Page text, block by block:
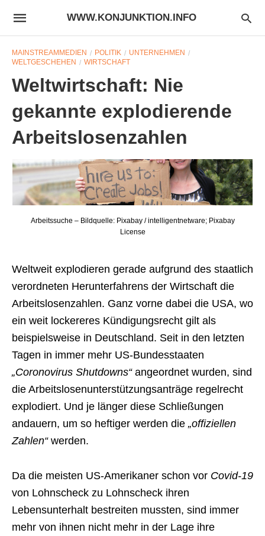
WWW.KONJUNKTION.INFO
MAINSTREAMMEDIEN POLITIK
UNTERNEHMEN
WELTGESCHEHEN
WIRTSCHAFT
Weltwirtschaft: Nie
gekannte explodierende
Arbeitslosenzahlen
Arbeitssuche – Bildquelle: Pixabay / intelligentnetware; Pixabay
License
Weltweit explodieren gerade aufgrund des staatlich
verordneten Herunterfahrens der Wirtschaft die
Arbeitslosenzahlen. Ganz vorne dabei die USA, wo
ein weit lockereres Kündigungsrecht gilt als
beispielsweise in Deutschland. Seit in den letzten
Tagen in immer mehr US-Bundesstaaten
„Coronovirus Shutdowns“angeordnet wurden, sind
die Arbeitslosenunterstützungsanträge regelrecht
explodiert. Und je länger diese Schließungen
andauern, um so heftiger werden die „offiziellen
Zahlen“werden.
Da die meisten US-Amerikaner schon vor Covid-19
von Lohnscheck zu Lohnscheck ihren
Lebensunterhalt bestreiten mussten, sind immer
mehr von ihnen nicht mehr in der Lage ihre